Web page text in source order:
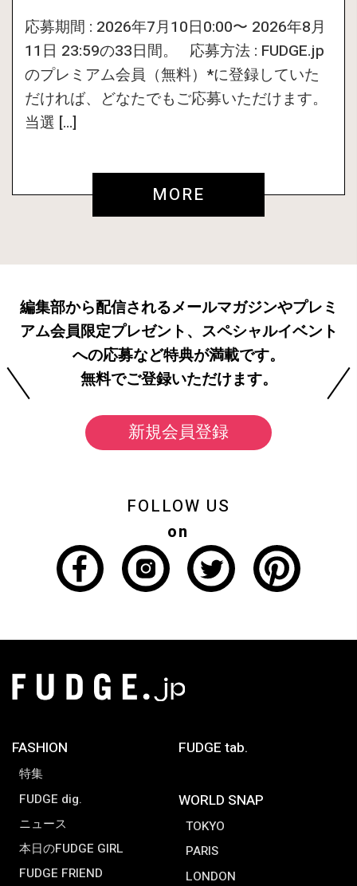
応募期間 : 2026年7月10日0:00〜 2026年8月
11日 23:59の33日間。 応募方法 : FUDGE.jp
のプレミアム会員（無料）*に登録していた
だければ、どなたでもご応募いただけます。
当選 […]
MORE
編集部から配信されるメールマガジンやプレミ
アム会員限定プレゼント、スペシャルイベント
への応募など特典が満載です。
無料でご登録いただけます。
新規会員登録
FOLLOW US
on
FASHION
特集
FUDGE dig.
ニュース
本日のFUDGE GIRL
FUDGE FRIEND
FUDGE tab.
WORLD SNAP
TOKYO
PARIS
LONDON